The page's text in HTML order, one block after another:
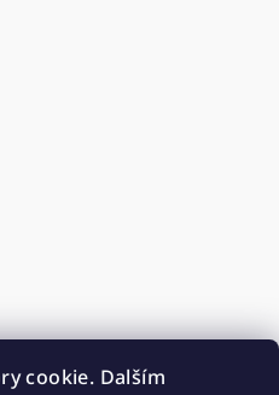
cookie. Dalším